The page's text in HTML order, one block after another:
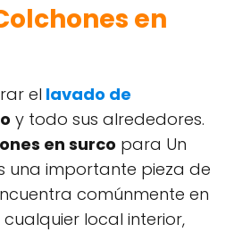
en
el lavado de
y todo sus alrededores.
en surco para Un
una importante pieza de
comúnmente en
local interior,